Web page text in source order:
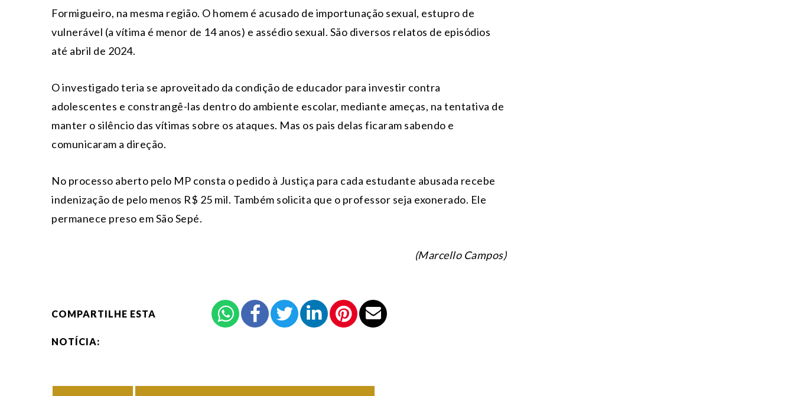
Formigueiro, na mesma região. O homem é acusado de importunação sexual, estupro de
vulnerável (a vítima é menor de 14 anos) e assédio sexual. São diversos relatos de episódios
até abril de 2024.
O investigado teria se aproveitado da condição de educador para investir contra
adolescentes e constrangê-las dentro do ambiente escolar, mediante ameças, na tentativa de
manter o silêncio das vítimas sobre os ataques. Mas os pais delas ficaram sabendo e
comunicaram a direção.
No processo aberto pelo MP consta o pedido à Justiça para cada estudante abusada recebe
indenização de pelo menos R$ 25 mil. Também solicita que o professor seja exonerado. Ele
permanece preso em São Sepé.
(Marcello Campos)
COMPARTILHE ESTA
NOTÍCIA: